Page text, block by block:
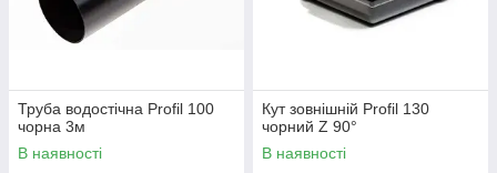
Труба водостічна Profil 100
чорна 3м
В наявності
Кут зовнішній Profil 130
чорний Z 90°
В наявності